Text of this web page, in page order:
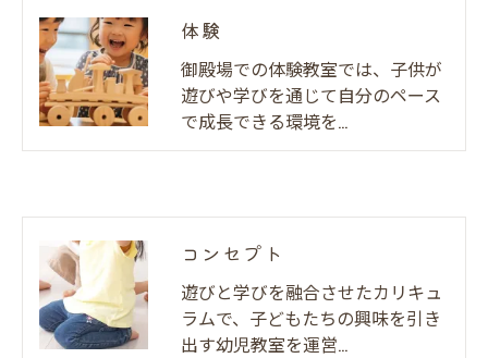
体験
御殿場での体験教室では、子供が
遊びや学びを通じて自分のペース
で成長できる環境を…
コンセプト
遊びと学びを融合させたカリキュ
ラムで、子どもたちの興味を引き
出す幼児教室を運営…